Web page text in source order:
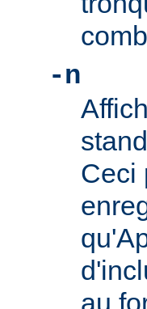
-n
Ceci
au